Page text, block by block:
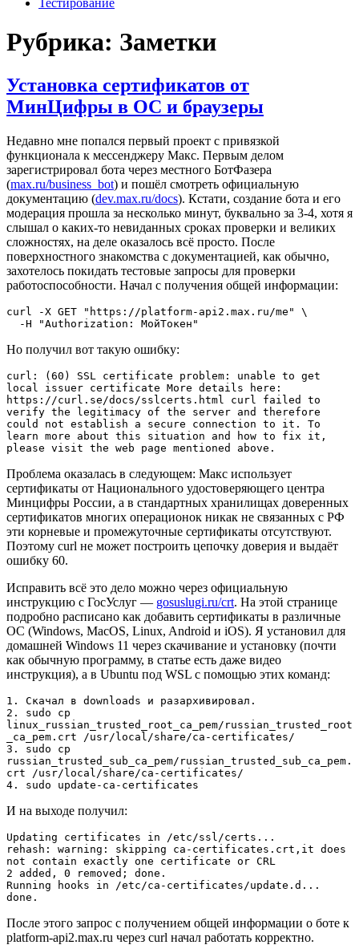
Тестирование
Рубрика: Заметки
Установка сертификатов от
МинЦифры в ОС и браузеры
Недавно мне попался первый проект с привязкой
функционала к мессенджеру Макс. Первым делом
зарегистрировал бота через местного БотФазера
(max.ru/business_bot) и пошёл смотреть официальную
документацию (dev.max.ru/docs). Кстати, создание бота и его
модерация прошла за несколько минут, буквально за 3-4, хотя я
слышал о каких-то невиданных сроках проверки и великих
сложностях, на деле оказалось всё просто. После
поверхностного знакомства с документацией, как обычно,
захотелось покидать тестовые запросы для проверки
работоспособности. Начал с получения общей информации:
curl -X GET "https://platform-api2.max.ru/me" \
  -H "Authorization: МойТокен"
Но получил вот такую ошибку:
curl: (60) SSL certificate problem: unable to get
local issuer certificate More details here:
https://curl.se/docs/sslcerts.html curl failed to
verify the legitimacy of the server and therefore
could not establish a secure connection to it. To
learn more about this situation and how to fix it,
please visit the web page mentioned above.
Проблема оказалась в следующем: Макс использует
сертификаты от Национального удостоверяющего центра
Минцифры России, а в стандартных хранилищах доверенных
сертификатов многих операционок никак не связанных с РФ
эти корневые и промежуточные сертификаты отсутствуют.
Поэтому curl не может построить цепочку доверия и выдаёт
ошибку 60.
Исправить всё это дело можно через официальную
инструкцию с ГосУслуг — gosuslugi.ru/crt. На этой странице
подробно расписано как добавить сертификаты в различные
ОС (Windows, MacOS, Linux, Android и iOS). Я установил для
домашней Windows 11 через скачивание и установку (почти
как обычную программу, в статье есть даже видео
инструкция), а в Ubuntu под WSL с помощью этих команд:
1. Скачал в downloads и разархивировал.
2. sudo cp
linux_russian_trusted_root_ca_pem/russian_trusted_root
_ca_pem.crt /usr/local/share/ca-certificates/
3. sudo cp
russian_trusted_sub_ca_pem/russian_trusted_sub_ca_pem.
crt /usr/local/share/ca-certificates/
4. sudo update-ca-certificates
И на выходе получил:
Updating certificates in /etc/ssl/certs...
rehash: warning: skipping ca-certificates.crt,it does
not contain exactly one certificate or CRL
2 added, 0 removed; done.
Running hooks in /etc/ca-certificates/update.d...
done.
После этого запрос с получением общей информации о боте к
platform-api2.max.ru через curl начал работать корректно.